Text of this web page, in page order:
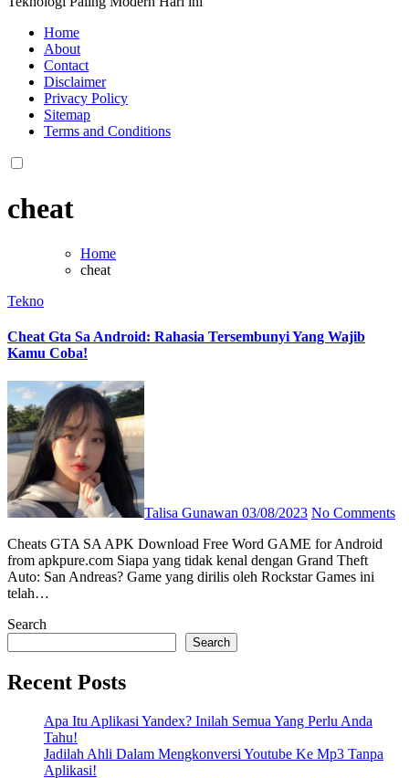
Home
About
Contact
Disclaimer
Privacy Policy
Sitemap
Terms and Conditions
cheat
Home
cheat
Tekno
Cheat Gta Sa Android: Rahasia Tersembunyi Yang Wajib
Kamu Coba!
Talisa Gunawan 03/08/2023 No Comments
Cheats GTA SA APK Download Free Word GAME for Android
from apkpure.com Siapa yang tidak kenal dengan Grand Theft
Auto: San Andreas? Game yang dirilis oleh Rockstar Games ini
telah…
Search
Search
Recent Posts
Apa Itu Aplikasi Yandex? Inilah Semua Yang Perlu Anda
Tahu!
Jadilah Ahli Dalam Mengkonversi Youtube Ke Mp3 Tanpa
Aplikasi!